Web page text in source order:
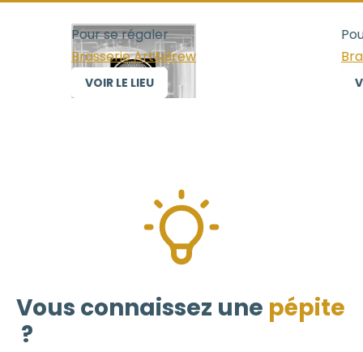
Pour se régaler
Brasserie Art&Brew
VOIR LE LIEU
Vous connaissez une pépite
?